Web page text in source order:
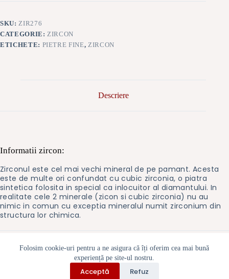
Folosim cookie-uri pentru a ne asigura că îți oferim cea mai bună
experiență pe site-ul nostru.
Acceptă Refuz
SKU:ZIR276
CATEGORIE:ZIRCON
ETICHETE: PIETRE FINE, ZIRCON
Descriere
Informatii zircon:
Zirconul este cel mai vechi mineral de pe pamant. Acesta
este de multe ori confundat cu cubic zirconia, o piatra
sintetica folosita in special ca inlocuitor al diamantului. In
realitate cele 2 minerale (zicon si cubic zirconia) nu au
nimic in comun cu exceptia mineralul numit zirconium din
structura lor chimica.
Contact
Despre noi
Politica de rambursări și returnări